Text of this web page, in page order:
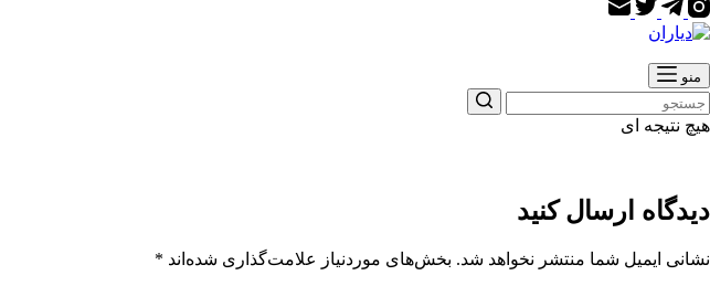
منو
هیچ نتیجه ای
دیدگاه ارسال کنید
نشانی ایمیل شما منتشر نخواهد شد. بخش‌های موردنیاز علامت‌گذاری شده‌اند *